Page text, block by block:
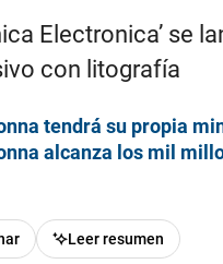
Electronica’ se
con litografía
tendrá su propia
alcanza los mil
Leer resumen